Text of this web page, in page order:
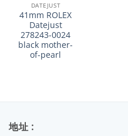
DATEJUST
41mm ROLEX
Datejust
278243-0024
black mother-
of-pearl
地址 :